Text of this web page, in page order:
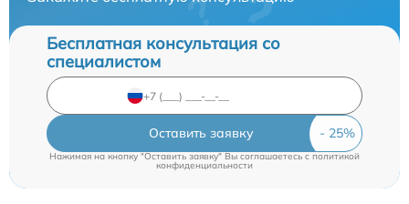
Бесплатная консультация со
специалистом
Оставить заявку
Нажимая на кнопку "Оставить заявку" Вы соглашаетесь cполитикой
конфиденциальности